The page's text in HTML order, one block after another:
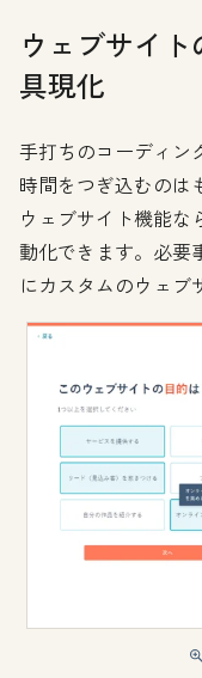
ウェブサイ
具現化
手打ちのコーディン
時間をつぎ込むのは
ウェブサイト機能な
動化できます。必要
にカスタムのウェブ